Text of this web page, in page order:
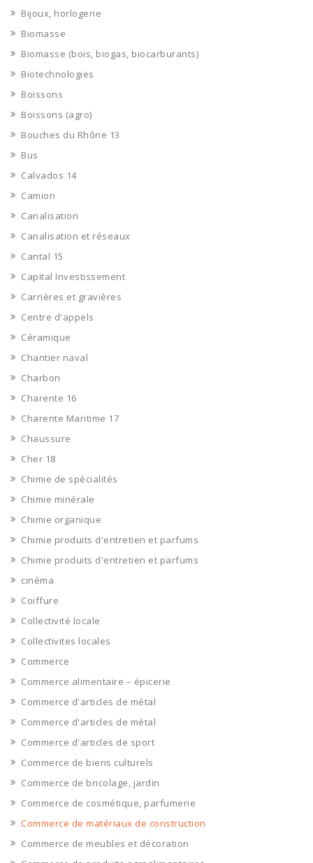
Bijoux, horlogerie
Biomasse
Biomasse (bois, biogas, biocarburants)
Biotechnologies
Boissons
Boissons (agro)
Bouches du Rhône 13
Bus
Calvados 14
Camion
Canalisation
Canalisation et réseaux
Cantal 15
Capital Investissement
Carrières et gravières
Centre d'appels
Céramique
Chantier naval
Charbon
Charente 16
Charente Maritime 17
Chaussure
Cher 18
Chimie de spécialités
Chimie minérale
Chimie organique
Chimie produits d'entretien et parfums
Chimie produits d'entretien et parfums
cinéma
Coiffure
Collectivité locale
Collectivites locales
Commerce
Commerce alimentaire – épicerie
Commerce d'articles de métal
Commerce d'articles de métal
Commerce d'articles de sport
Commerce de biens culturels
Commerce de bricolage, jardin
Commerce de cosmétique, parfumerie
Commerce de matériaux de construction
Commerce de meubles et décoration